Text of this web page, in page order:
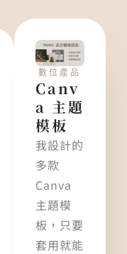
數位產品
Canv
a 主題
模板
我設計的
多款
Canva
主題模
板，只要
套用就能